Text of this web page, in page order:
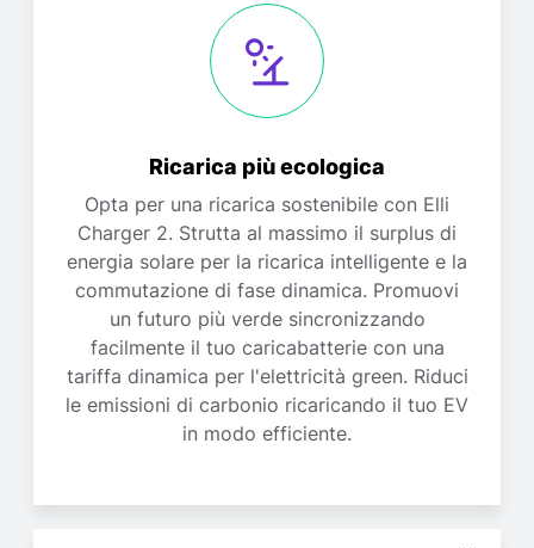
Ricarica più ecologica
Opta per una ricarica sostenibile con Elli
Charger 2. Strutta al massimo il surplus di
energia solare per la ricarica intelligente e la
commutazione di fase dinamica. Promuovi
un futuro più verde sincronizzando
facilmente il tuo caricabatterie con una
tariffa dinamica per l'elettricità green. Riduci
le emissioni di carbonio ricaricando il tuo EV
in modo efficiente.